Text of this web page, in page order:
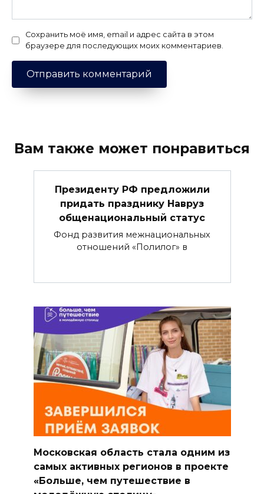
Сохранить моё имя, email и адрес сайта в этом
браузере для последующих моих комментариев.
Вам также может понравиться
Президенту РФ предложили
придать празднику Навруз
общенациональный статус
Фонд развития межнациональных
отношений «Полилог» в
Московская область стала одним из
самых активных регионов в проекте
«Больше, чем путешествие в